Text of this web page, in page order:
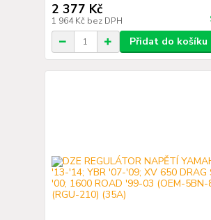
2 377 Kč
1 964 Kč bez DPH
Přidat do košíku